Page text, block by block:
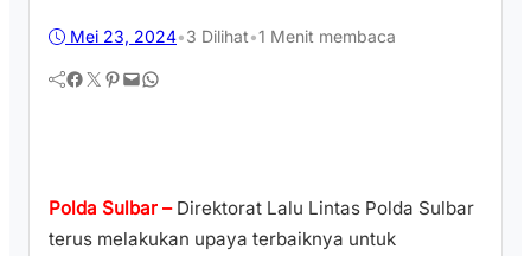
Mei 23, 2024•3 Dilihat•1 Menit membaca
Facebook Twitter Pinterest Mail WhatsApp
Polda Sulbar –Direktorat Lalu Lintas Polda Sulbar
terus melakukan upaya terbaiknya untuk